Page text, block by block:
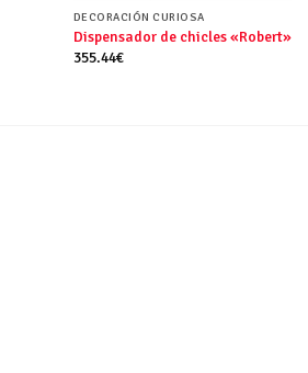
DECORACIÓN CURIOSA
Dispensador de chicles «Robert»
355.44€